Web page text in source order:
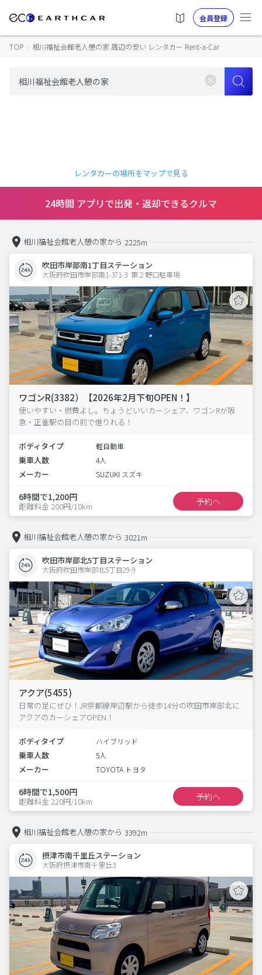
会員登録
TOP › 相川福祉会館老人憩の家 周辺の安い レンタカー Rent-a-Car
レンタカーの場所をマップで見る
24時間 アプリで出発・返却できるクルマ
相川福祉会館老人憩の家から 2225m
吹田市岸部南1丁目ステーション
大阪府吹田市岸部南1-371-3  第２野口駐車場
ワゴンR(3382）【2026年2月下旬OPEN！】
使いやすい・燃費よし。ちょうどいいカーシェア、ワゴンRが阪
急・正雀駅の目の前で借りれる！
ボディタイプ 軽自動車
乗車人数 4人
メーカー SUZUKI スズキ
6時間で1,200円
距離料金 200円/10km 予約へ
相川福祉会館老人憩の家から 3021m
吹田市岸部北5丁目ステーション
大阪府吹田市岸部北5丁目29-9
アクア(5455)
日常の足にぜひ！JR京都線岸辺駅から徒歩14分の吹田市岸部北に
アクアのカーシェアOPEN！
ボディタイプ ハイブリッド
乗車人数 5人
メーカー TOYOTA トヨタ
6時間で1,500円
距離料金 220円/10km 予約へ
相川福祉会館老人憩の家から 3392m
摂津市南千里丘ステーション
大阪府摂津市南千里丘3